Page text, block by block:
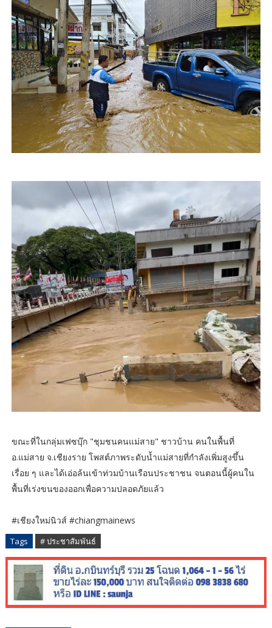
ขณะที่ในกลุ่มเฟซบุ๊ก "ชุมชนคนแม่สาย" ชาวบ้าน คนในพื้นที่
อ.แม่สาย จ.เชียงราย โพสต์ภาพระดับน้ำแม่สายที่กำลังเพิ่มสูงขึ้น
เรื่อย ๆ และได้เอ่อล้นเข้าท่วมบ้านเรือนประชาชน จนตอนนี้ผู้คนใน
พื้นที่เร่งขนของออกเพื่อความปลอดภัยแล้ว
#เชียงใหม่นิวส์ #chiangmainews
Tags # ประชาสัมพันธ์